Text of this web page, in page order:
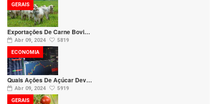
Exportações De Carne Bovi…
Abr 09, 2024 5819
GERAIS
Quais Ações De Açúcar Dev…
Abr 09, 2024 5919
ECONOMIA
GERAIS